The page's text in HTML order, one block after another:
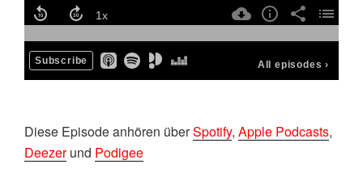
Diese Episode anhören überSpotify, Apple Podcasts,
Deezerund Podigee